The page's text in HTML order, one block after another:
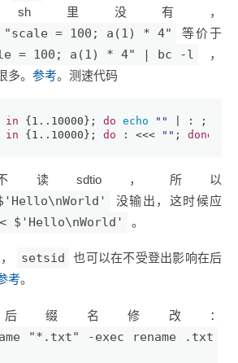
sh里没有，
"scale = 100; a(1) * 4" 等价于
= 100; a(1) * 4" | bc -l
，
多。 参考。测速代码
in {1..10000}; do echo "" | : ;
in {1..10000}; do : <<< "" ; done
读sdtio，所以
没输出，这时候应
$'Hello\nWorld' 。
， setsid
也可以在不受登出影响在后
考。
缀名修改：
"*.txt" -exec rename .txt